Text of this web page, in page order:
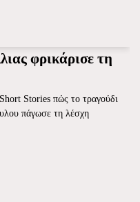
φρικάρισε τη
Stories πώς το τραγούδι
πάγωσε τη λέσχη